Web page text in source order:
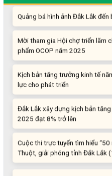
Quảng bá hình ảnh Đắk Lắk
Mời tham gia Hội chợ triển lãm
phẩm OCOP năm 2025
Kịch bản tăng trưởng kinh tế
lực cho phát triển
Đắk Lắk xây dựng kịch bản
2025 đạt 8% trở lên
Cuộc thi trực tuyến tìm hiểu “50
Thuột, giải phóng tỉnh Đắk
Những sáng tạo độc đáo từ